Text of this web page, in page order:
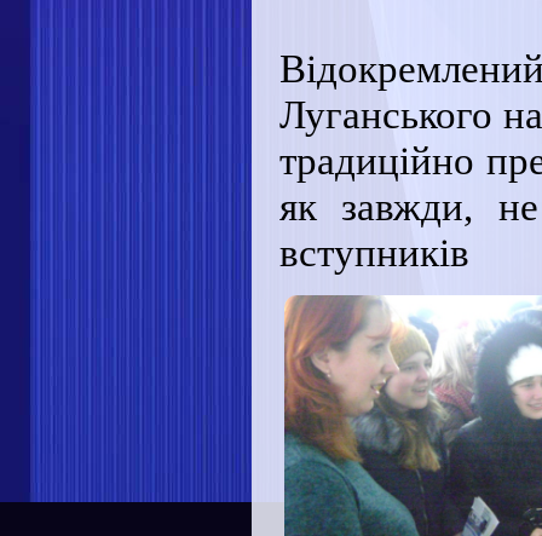
Луганського
традиційно
як завжди,
вступників